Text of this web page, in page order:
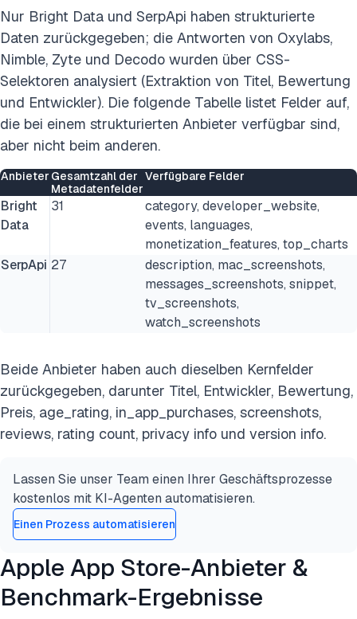
Nur Bright Data und SerpApi haben strukturierte
Daten zurückgegeben; die Antworten von Oxylabs,
Nimble, Zyte und Decodo wurden über CSS-
Selektoren analysiert (Extraktion von Titel, Bewertung
und Entwickler). Die folgende Tabelle listet Felder auf,
die bei einem strukturierten Anbieter verfügbar sind,
aber nicht beim anderen.
Anbieter Gesamtzahl der
Metadatenfelder
Verfügbare Felder
Bright
Data
31
category, developer_website,
events, languages,
monetization_features, top_charts
SerpApi 27
description, mac_screenshots,
messages_screenshots, snippet,
tv_screenshots,
watch_screenshots
Beide Anbieter haben auch dieselben Kernfelder
zurückgegeben, darunter Titel, Entwickler, Bewertung,
Preis, age_rating, in_app_purchases, screenshots,
reviews, rating count, privacy info und version info.
Lassen Sie unser Team einen Ihrer Geschäftsprozesse
kostenlos mit KI-Agenten automatisieren.
Einen Prozess automatisieren
Apple App Store-Anbieter &
Benchmark-Ergebnisse